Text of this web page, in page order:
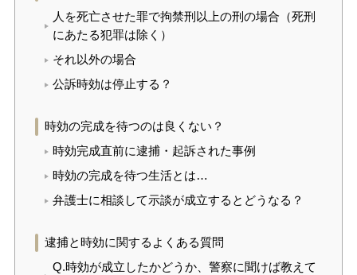
人を死亡させた罪で拘禁刑以上の刑の場合（死刑
にあたる犯罪は除く）
それ以外の場合
公訴時効は停止する？
時効の完成を待つのは良くない？
時効完成直前に逮捕・起訴された事例
時効の完成を待つ生活とは…
弁護士に相談して示談が成立するとどうなる？
逮捕と時効に関するよくある質問
Q.時効が成立したかどうか、警察に聞けば教えて